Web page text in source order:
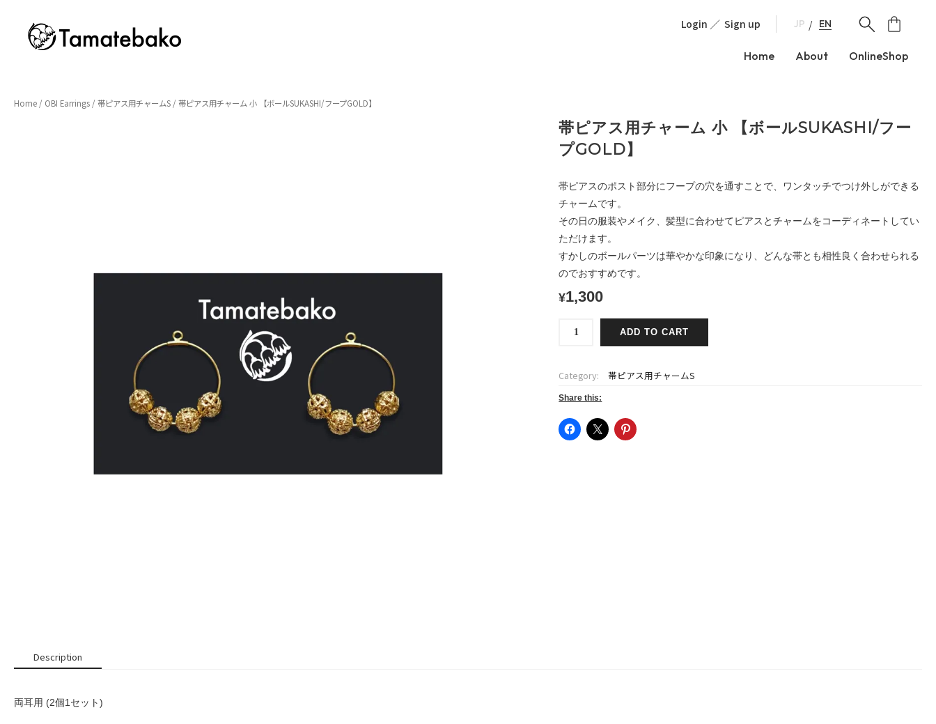
Login Sign up JP EN
Home About OnlineShop
Home / OBI Earrings /帯ピアス用チャームS / 帯ピアス用チャーム 小 【ボールSUKASHI/フープGOLD】
帯ピアス用チャーム 小 【ボールSUKASHI/フー
プGOLD】
帯ピアスのポスト部分にフープの穴を通すことで、ワンタッチでつけ外しができる
チャームです。
その日の服装やメイク、髪型に合わせてピアスとチャームをコーディネートしてい
ただけます。
すかしのボールパーツは華やかな印象になり、どんな帯とも相性良く合わせられる
のでおすすめです。
¥1,300
用
チ
ー
ム
ADD TO CART
Category: 帯ピアス用チャームS
Share this:
Description
両耳用 (2個1セット)